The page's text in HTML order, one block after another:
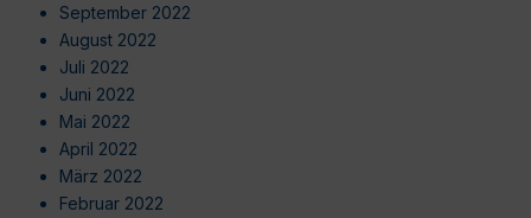
September 2022
August 2022
Juli 2022
Juni 2022
Mai 2022
April 2022
März 2022
Februar 2022